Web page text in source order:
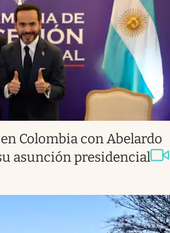
Colombia con Abelardo
asunción presidencial